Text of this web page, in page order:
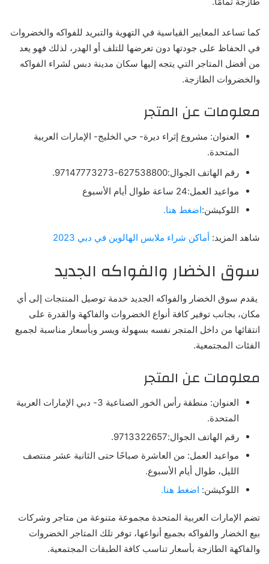
كما تساعد المعايير القياسية في التهوية والتبريد للفواكه والخضروات
في الحفاظ على جودتها دون تعرضها للتلف أو الهدر، لذلك فهو يعد
من أفضل المتاجر التي يتجه إليها سكان مدينة دبس لشراء الفواكه
والخضروات الطازجة.
معلومات عن المتجر
العنوان: مشروع إثراء ديرة- حي الخليج- الإمارات العربية
المتحدة.
رقم الهاتف الجوال:627538800-97147773273.
مواعيد العمل:24 ساعة طوال أيام الأسبوع
اللوكيشن:اضغط هنا.
شاهد المزيد: أماكن شراء ملابس الهالوين في دبي 2023
سوق الخضار والفواكه الجديد
يقدم سوق الخضار والفواكه الجديد خدمة توصيل المنتجات إلى أي
مكان، بجانب توفير كافة أنواع الخضروات والفاكهة والقدرة على
انتقائها من داخل المتجر نفسه بسهولة ويسر وبأسعار مناسبة لجميع
الفئات المجتمعية.
معلومات عن المتجر
العنوان: منطقة رأس الخور الصناعية 3- دبي الإمارات العربية
المتحدة.
رقم الهاتف الجوال:9713322657.
مواعيد العمل: من العاشرة صباحًا حتى الثانية عشر منتصف
الليل، طوال أيام الأسبوع.
اللوكيشن: اضغط هنا.
تضم الإمارات العربية المتحدة مجموعة متنوعة من متاجر وشركات
بيع الخضار والفواكه بجميع أنواعها، توفر تلك المتاجر الخضروات
والفاكهة الطازجة بأسعار تناسب كافة الطبقات المجتمعية.